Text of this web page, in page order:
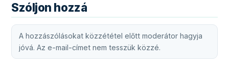
Szóljon hozzá
A hozzászólásokat közzététel előtt moderátor hagyja
jóvá. Az e-mail-címet nem tesszük közzé.